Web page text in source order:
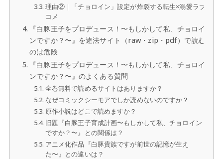
理由②｜「チョロイン」設定が炸裂する転生×溺愛ラブ
コメ
『白豚王子をプロデュース！〜もしかして私、チョロイ
ンですか？〜』を違法サイト（raw・zip・pdf）で読む
のは危険
『白豚王子をプロデュース！〜もしかして私、チョロイ
ンですか？〜』のよくある質問
全巻無料で読めるサイトはありますか？
なぜコミックシーモアでしか読めないのですか？
原作小説はどこで読めますか？
旧題『白豚王子育成計画〜もしかして私、チョロイン
ですか？〜』との関係は？
アニメ化作品『白豚貴族ですが前世の記憶が生え
た〜』との違いは？